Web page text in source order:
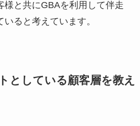
様と共にGBAを利用して伴走
ると考えています。
としている顧客層を教え